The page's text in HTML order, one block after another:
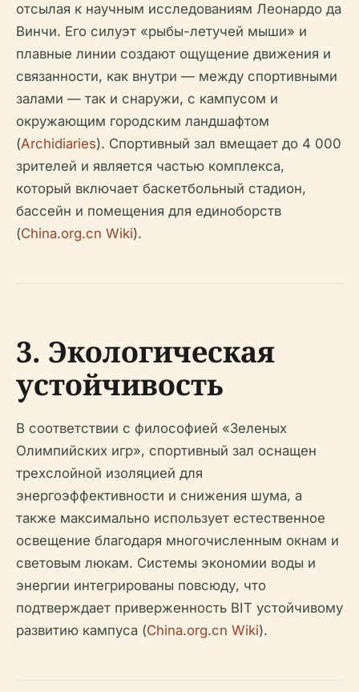
отсылая к научным исследованиям Леонардо да
Винчи. Его силуэт «рыбы-летучей мыши» и
плавные линии создают ощущение движения и
связанности, как внутри — между спортивными
залами — так и снаружи, с кампусом и
окружающим городским ландшафтом
(Archidiaries). Спортивный зал вмещает до 4 000
зрителей и является частью комплекса,
который включает баскетбольный стадион,
бассейн и помещения для единоборств
(China.org.cn Wiki).
3. Экологическая
устойчивость
В соответствии с философией «Зеленых
Олимпийских игр», спортивный зал оснащен
трехслойной изоляцией для
энергоэффективности и снижения шума, а
также максимально использует естественное
освещение благодаря многочисленным окнам и
световым люкам. Системы экономии воды и
энергии интегрированы повсюду, что
подтверждает приверженность BIT устойчивому
развитию кампуса (China.org.cn Wiki).